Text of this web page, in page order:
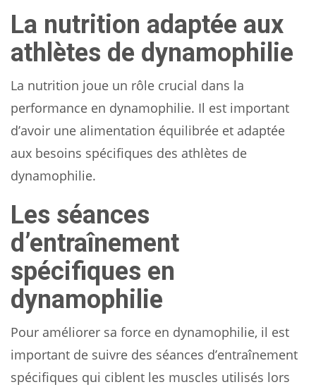
La nutrition adaptée aux
athlètes de dynamophilie
La nutrition joue un rôle crucial dans la
performance en dynamophilie. Il est important
d’avoir une alimentation équilibrée et adaptée
aux besoins spécifiques des athlètes de
dynamophilie.
Les séances
d’entraînement
spécifiques en
dynamophilie
Pour améliorer sa force en dynamophilie, il est
important de suivre des séances d’entraînement
spécifiques qui ciblent les muscles utilisés lors